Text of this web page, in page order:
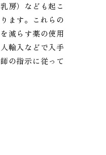
房）なども起こ
ます。これらの
減らす薬の使用
輸入などで入手
の指示に従って